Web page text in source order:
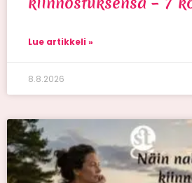
Lue artikkeli »
8.8.2026